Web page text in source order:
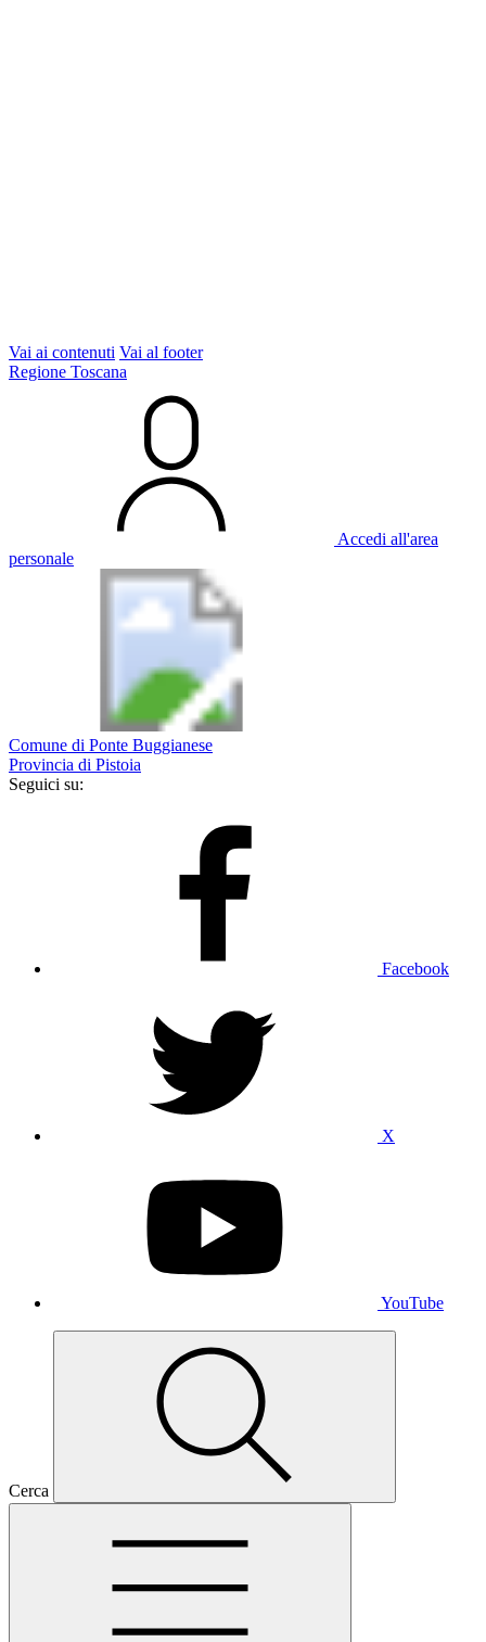
Vai ai contenuti Vai al footer
Regione Toscana
Accedi all'area
personale
Comune di Ponte Buggianese
Provincia di Pistoia
Seguici su:
Facebook
X
YouTube
Cerca